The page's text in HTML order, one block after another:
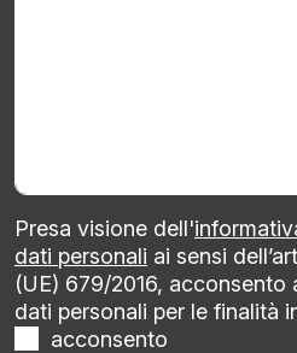
Presa visione dell'
dati personali ai sensi
(UE) 679/2016, acconsento
dati personali per le finalità
acconsento